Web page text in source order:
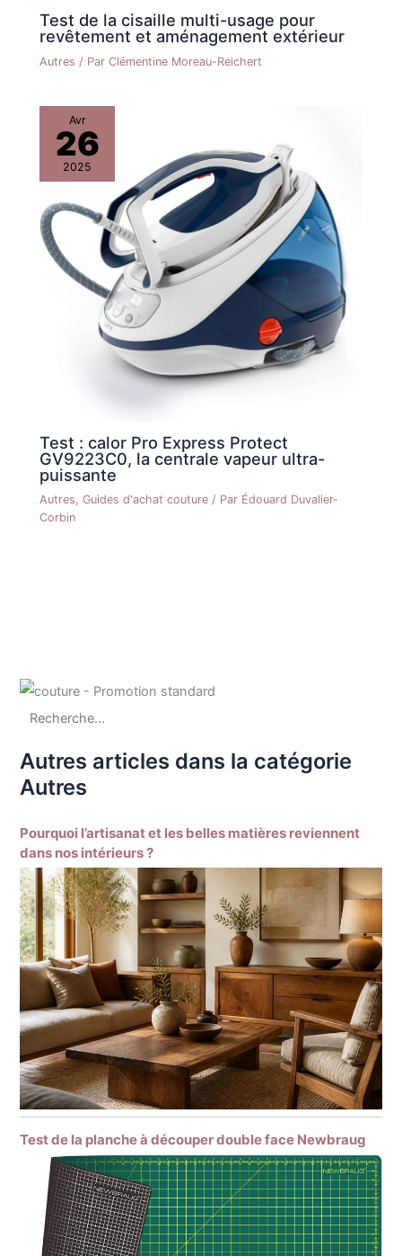
Test de la cisaille multi-usage pour
revêtement et aménagement extérieur
Autres / ParClémentine Moreau-Reichert
Avr
26
2025
Test : calor Pro Express Protect
GV9223C0, la centrale vapeur ultra-
puissante
Autres,Guides d'achat couture / Par Édouard Duvalier-
Corbin
Autres articles dans la catégorie
Autres
Pourquoi l’artisanat et les belles matières reviennent
dans nos intérieurs ?
Test de la planche à découper double face Newbraug